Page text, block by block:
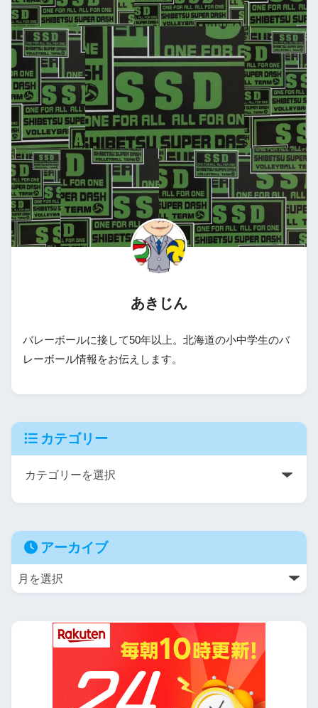
あきじん
バレーボールに接して50年以上。北海道の小中学生のバ
レーボール情報をお伝えします。
カテゴリー
アーカイブ